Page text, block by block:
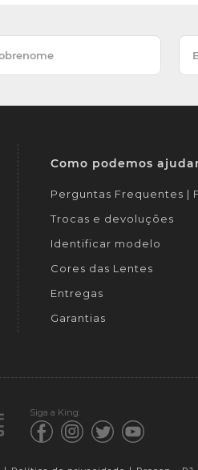
Como podemos
Perguntas Frequentes |
Trocas e devoluções
Identificar modelo
Cores das Lentes
Entregas
Garantias
Siga a King: